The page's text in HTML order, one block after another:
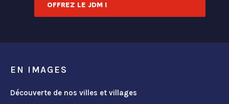
OFFREZ LE JDM !
EN IMAGES
Découverte de nos villes et villages